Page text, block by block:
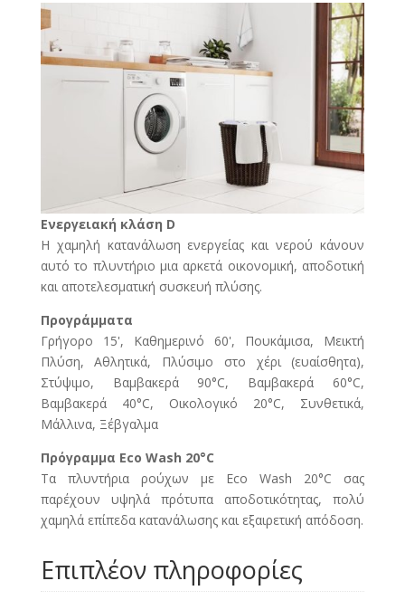
Ενεργειακή κλάση D
Η χαμηλή κατανάλωση ενεργείας και νερού κάνουν
αυτό το πλυντήριο μια αρκετά οικονομική, αποδοτική
και αποτελεσματική συσκευή πλύσης.
Προγράμματα
Γρήγορο 15', Καθημερινό 60', Πουκάμισα, Μεικτή
Πλύση, Αθλητικά, Πλύσιμο στο χέρι (ευαίσθητα),
Στύψιμο, Βαμβακερά 90°C, Βαμβακερά 60°C,
Βαμβακερά 40°C, Οικολογικό 20°C, Συνθετικά,
Μάλλινα, Ξέβγαλμα
Πρόγραμμα Eco Wash 20°C
Τα πλυντήρια ρούχων με Eco Wash 20°C σας
παρέχουν υψηλά πρότυπα αποδοτικότητας, πολύ
χαμηλά επίπεδα κατανάλωσης και εξαιρετική απόδοση.
Επιπλέον πληροφορίες